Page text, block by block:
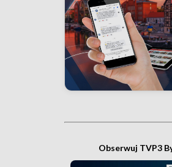
Obserwuj TVP3